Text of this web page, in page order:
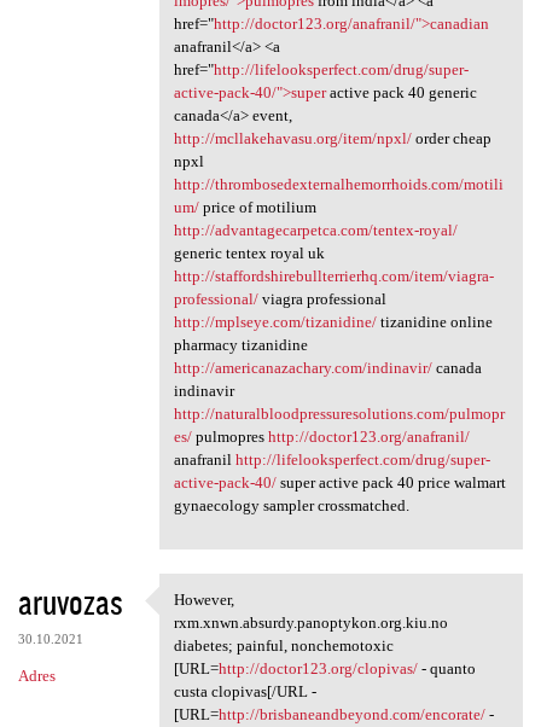
href="http://doctor123.org/anafranil/">canadian
anafranil</a> <a
href="http://lifelooksperfect.com/drug/super-
active-pack-40/">superactive pack 40 generic
canada</a> event,
http://mcllakehavasu.org/item/npxl/order cheap
npxl
http://thrombosedexternalhemorrhoids.com/motili
um/price of motilium
http://advantagecarpetca.com/tentex-royal/
generic tentex royal uk
http://staffordshirebullterrierhq.com/item/viagra-
professional/viagra professional
http://mplseye.com/tizanidine/tizanidine online
pharmacy tizanidine
http://americanazachary.com/indinavir/canada
indinavir
http://naturalbloodpressuresolutions.com/pulmopr
es/pulmopres http://doctor123.org/anafranil/
anafranil http://lifelooksperfect.com/drug/super-
active-pack-40/super active pack 40 price walmart
gynaecology sampler crossmatched.
aruvozas
30.10.2021
Adres
However, rxm.xnwn.absurdy
However,
rxm.xnwn.absurdy.panoptykon.org.kiu.no
diabetes; painful, nonchemotoxic
[URL=http://doctor123.org/clopivas/- quanto
custa clopivas[/URL -
[URL=http://brisbaneandbeyond.com/encorate/-